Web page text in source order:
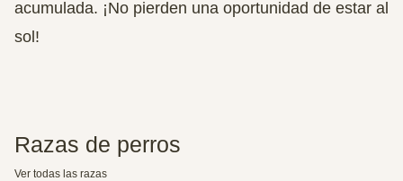
acumulada. ¡No pierden una oportunidad de estar al
sol!
Razas de perros
Ver todas las razas